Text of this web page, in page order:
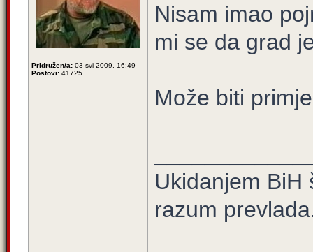
Pridružen/a: 03 svi 2009, 16:49
Postovi: 41725
Nisam imao
mi se da grad
Može biti
Ukidanjem BiH
razum